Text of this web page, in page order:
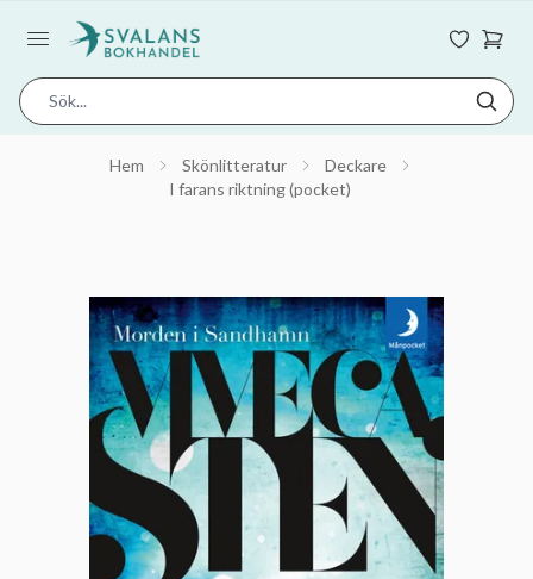
Hem Skönlitteratur
Deckare
I farans riktning (pocket)